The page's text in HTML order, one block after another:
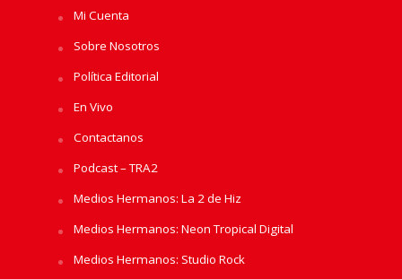
Mi Cuenta
Sobre Nosotros
Política Editorial
En Vivo
Contactanos
Podcast – TRA2
Medios Hermanos: La 2 de Hiz
Medios Hermanos: Neon Tropical Digital
Medios Hermanos: Studio Rock